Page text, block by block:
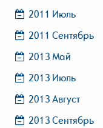
2011 Июль
2011 Сентябрь
2013 Май
2013 Июль
2013 Август
2013 Сентябрь